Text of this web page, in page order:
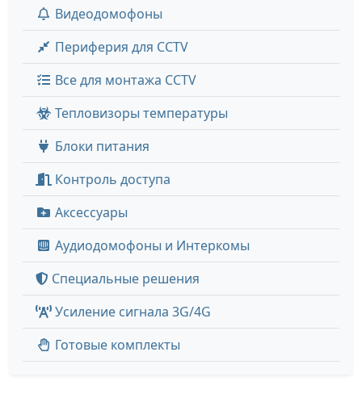
Видеодомофоны
Периферия для CCTV
Все для монтажа CCTV
Тепловизоры температуры
Блоки питания
Контроль доступа
Аксессуары
Аудиодомофоны и Интеркомы
Специальные решения
Усиление сигнала 3G/4G
Готовые комплекты